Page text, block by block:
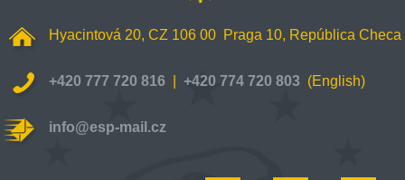
Hyacintová 20, CZ 106 00 Praga 10, República Checa
+420 777 720 816 +420 774 720 803 (English)
info@esp-mail.cz